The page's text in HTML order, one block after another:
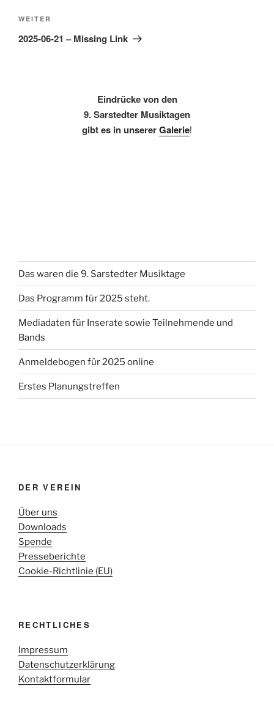
Nächster
Beitrag
WEITER
2025-06-21 – Missing Link
Eindrücke von den
9. Sarstedter Musiktagen
gibt es in unsererGalerie!
Das waren die 9. Sarstedter Musiktage
Das Programm für 2025 steht.
Mediadaten für Inserate sowie Teilnehmende und
Bands
Anmeldebogen für 2025 online
Erstes Planungstreffen
DER VEREIN
Über uns
Downloads
Spende
Presseberichte
Cookie-Richtlinie (EU)
RECHTLICHES
Impressum
Datenschutzerklärung
Kontaktformular